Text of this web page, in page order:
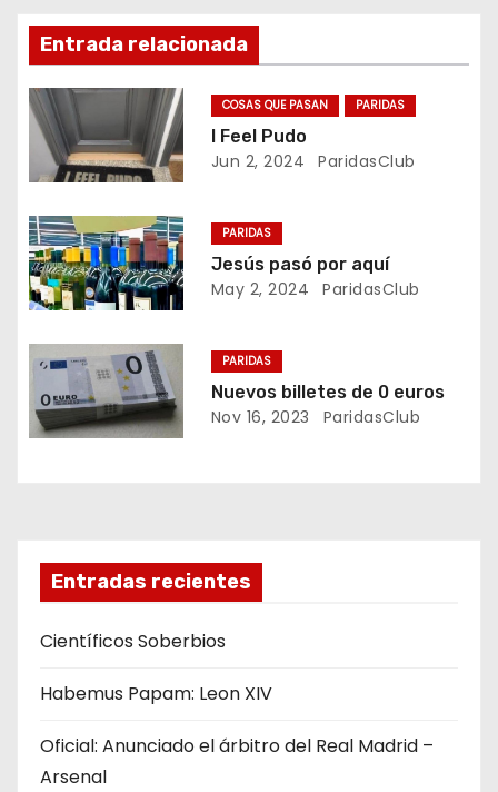
v
e
g
a
c
i
ó
n
d
e
r
a
a
Entrada relacionada
COSAS QUE PASAN PARIDAS
I Feel Pudo
Jun 2, 2024 ParidasClub
PARIDAS
Jesús pasó por aquí
May 2, 2024 ParidasClub
PARIDAS
Nuevos billetes de 0 euros
Nov 16, 2023 ParidasClub
Entradas recientes
Científicos Soberbios
Habemus Papam: Leon XIV
Oficial: Anunciado el árbitro del Real Madrid –
Arsenal